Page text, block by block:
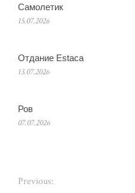
Самолетик
15.07.2026
Отдание Estaca
13.07.2026
Ров
07.07.2026
Previous: